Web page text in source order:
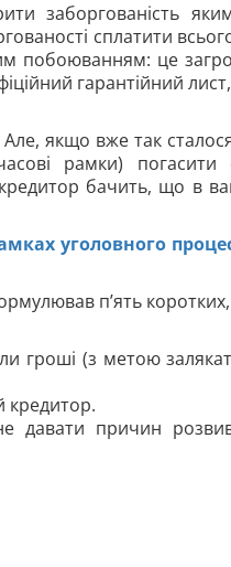
заборгованість
сплатити
побоюванням: це
гарантійний
якщо вже так
рамки) погасити
бачить, що в
уголовного
п’ять
гроші (з метою
кредитор.
давати причин